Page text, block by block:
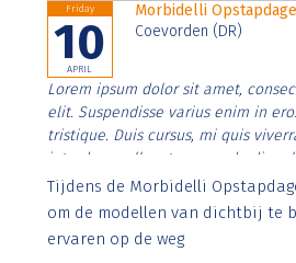
Friday
10
APRIL
Morbidelli
Coevorden (DR)
Lorem ipsum dolor sit amet,
elit. Suspendisse varius enim in
tristique. Duis cursus, mi quis
interdum nulla, ut commodo diam
Aenean faucibus nibh et justo
imperdiet. Nunc ut sem vitae risus
Tijdens de Morbidelli
om de modellen van dichtbij te
ervaren op de weg